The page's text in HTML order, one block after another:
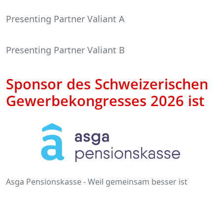
Presenting Partner Valiant A
Presenting Partner Valiant B
Sponsor des Schweizerischen
Gewerbekongresses 2026 ist
Asga Pensionskasse - Weil gemeinsam besser ist